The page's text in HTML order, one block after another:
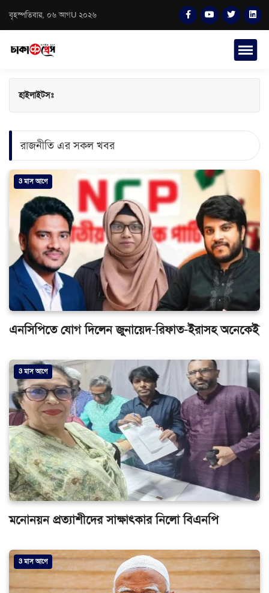
বৃহস্পতিবার, ০৬ আগU ২০২৬
হাইলাইটসঃ
রাজনীতি এর সকল খবর
3 মাস আগে
এনসিপিতে যোগ দিলেন জুনায়েদ-রিফাত-ইরাসহ অনেকেই
3 মাস আগে
মনোনয়ন প্রত্যাশীদের সাক্ষাৎকার নিলো বিএনপি
3 মাস আগে